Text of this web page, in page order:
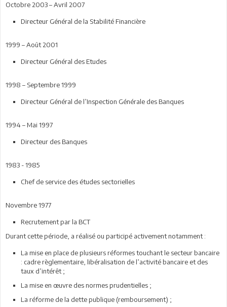
Octobre 2003 – Avril 2007
Directeur Général de la Stabilité Financière
1999 – Août 2001
Directeur Général des Etudes
1998 – Septembre 1999
Directeur Général de l’Inspection Générale des Banques
1994 – Mai 1997
Directeur des Banques
1983 - 1985
Chef de service des études sectorielles
Novembre 1977
Recrutement par la BCT
Durant cette période, a réalisé ou participé activement notamment :
La mise en place de plusieurs réformes touchant le secteur bancaire
: cadre règlementaire, libéralisation de l’activité bancaire et des
taux d’intérêt ;
La mise en œuvre des normes prudentielles ;
La réforme de la dette publique (remboursement) ;